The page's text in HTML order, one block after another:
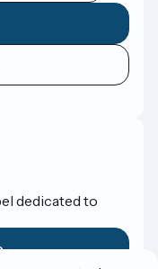
dedicated to